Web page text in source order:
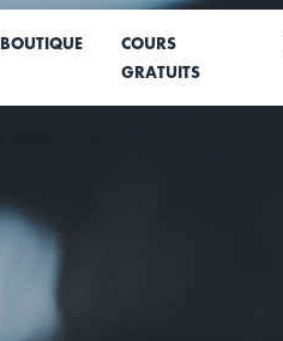
BOUTIQUE
COURS
GRATUITS